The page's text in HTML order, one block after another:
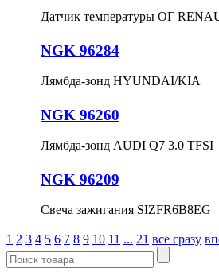
Датчик температуры ОГ
NGK 96284
Лямбда-зонд HYUNDAI/KIA
NGK 96260
Лямбда-зонд AUDI Q7 3.0 TFSI
NGK 96209
Свеча зажигания SIZFR6B8EG
1 2 3 4 5 6 7 8 9 10 11 ... 21 все сразу